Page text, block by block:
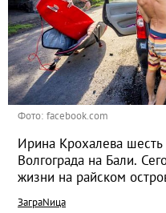
Фото: facebook.com
Ирина Крохалева
Волгограда на Бали.
жизни на райском
ЗаграNица